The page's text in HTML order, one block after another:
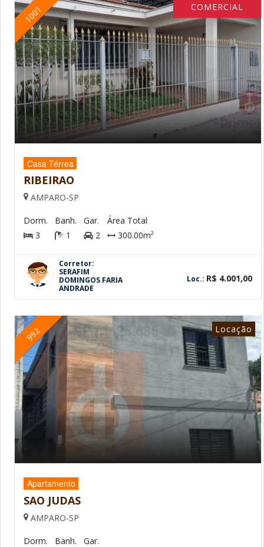
1001 COMERCIAL
Casa Térrea
RIBEIRAO
AMPARO-SP
Dorm.
3
Banh.
1
Gar.
2
Área Total
300.00m²
Corretor:
SERAFIM
DOMINGOS FARIA
ANDRADE
Loc.: R$ 4.001,00
992 Locação
Apartamento
SAO JUDAS
AMPARO-SP
Dorm.
Banh.
Gar.